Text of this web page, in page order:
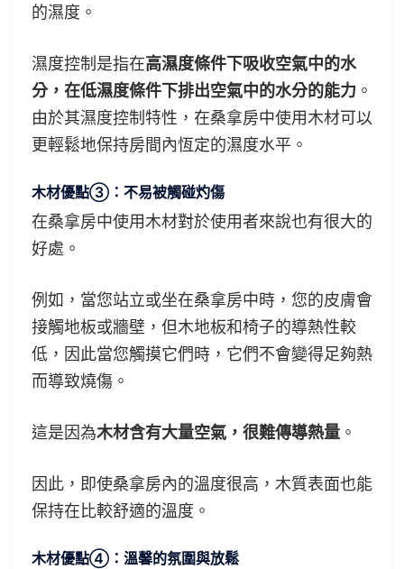
的濕度。
濕度控制是指在高濕度條件下吸收空氣中的水
分，在低濕度條件下排出空氣中的水分的能力 。
由於其濕度控制特性，在桑拿房中使用木材可以
更輕鬆地保持房間內恆定的濕度水平。
木材優點③：不易被觸碰灼傷
在桑拿房中使用木材對於使用者來說也有很大的
好處。
例如，當您站立或坐在桑拿房中時，您的皮膚會
接觸地板或牆壁，但木地板和椅子的導熱性較
低，因此當您觸摸它們時，它們不會變得足夠熱
而導致燒傷。
這是因為木材含有大量空氣，很難傳導熱量 。
因此，即使桑拿房內的溫度很高，木質表面也能
保持在比較舒適的溫度。
木材優點④：溫馨的氛圍與放鬆